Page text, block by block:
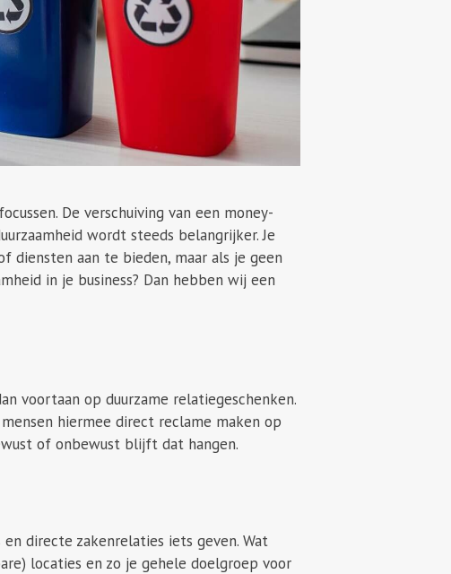
De verschuiving van een money-
wordt steeds belangrijker. Je
diensten aan te bieden, maar als je geen
in je business? Dan hebben wij een
voortaan op duurzame relatiegeschenken.
hiermee direct reclame maken op
of onbewust blijft dat hangen.
directe zakenrelaties iets geven. Wat
locaties en zo je gehele doelgroep voor